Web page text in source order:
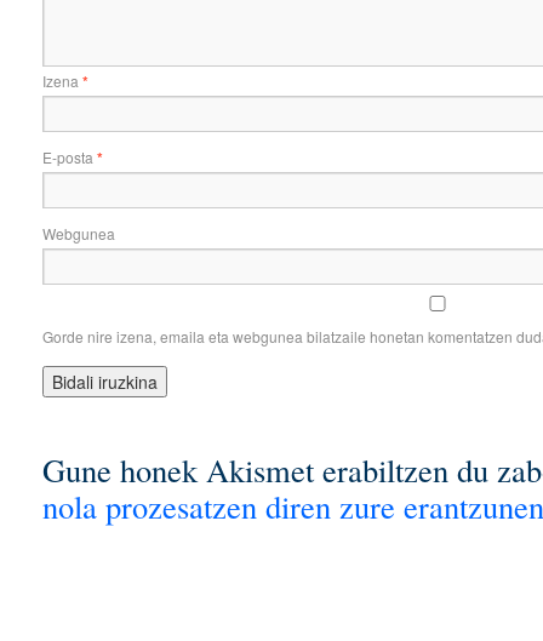
Izena *
E-posta *
Webgunea
Gorde nire izena, emaila eta webgunea bilatzaile honetan komentatzen
Gune honek Akismet erabiltzen du
nola prozesatzen diren zure